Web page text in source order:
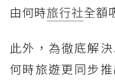
由何時旅行社全額
此外，為徹底解
何時旅遊更同步